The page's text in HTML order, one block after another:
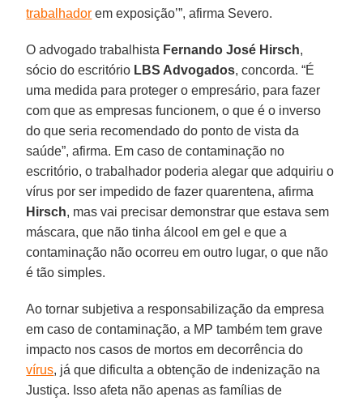
trabalhador em exposição’”, afirma Severo.
O advogado trabalhista Fernando José Hirsch,
sócio do escritório LBS Advogados, concorda. “É
uma medida para proteger o empresário, para fazer
com que as empresas funcionem, o que é o inverso
do que seria recomendado do ponto de vista da
saúde”, afirma. Em caso de contaminação no
escritório, o trabalhador poderia alegar que adquiriu o
vírus por ser impedido de fazer quarentena, afirma
Hirsch, mas vai precisar demonstrar que estava sem
máscara, que não tinha álcool em gel e que a
contaminação não ocorreu em outro lugar, o que não
é tão simples.
Ao tornar subjetiva a responsabilização da empresa
em caso de contaminação, a MP também tem grave
impacto nos casos de mortos em decorrência do
vírus, já que dificulta a obtenção de indenização na
Justiça. Isso afeta não apenas as famílias de